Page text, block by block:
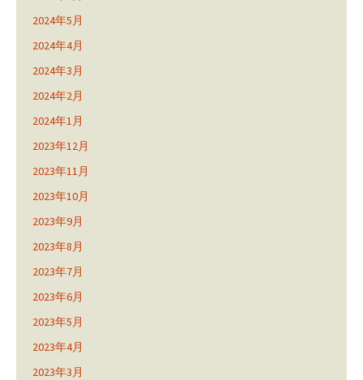
2024年5月
2024年4月
2024年3月
2024年2月
2024年1月
2023年12月
2023年11月
2023年10月
2023年9月
2023年8月
2023年7月
2023年6月
2023年5月
2023年4月
2023年3月